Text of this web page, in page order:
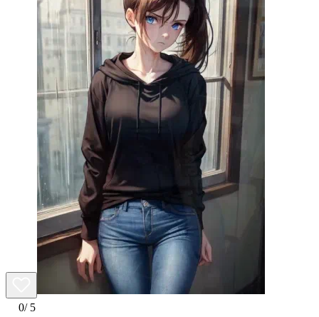
0/ 5